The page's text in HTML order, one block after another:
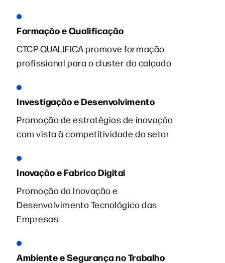
Formação e Qualificação
CTCP QUALIFICA promove formação
profissional para o cluster do calçado
Investigação e Desenvolvimento
Promoção de estratégias de inovação
com vista à competitividade do setor
Inovação e Fabrico Digital
Promoção da Inovação e
Desenvolvimento Tecnológico das
Empresas
Ambiente e Segurança no Trabalho